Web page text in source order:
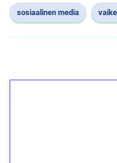
sosiaalinen media